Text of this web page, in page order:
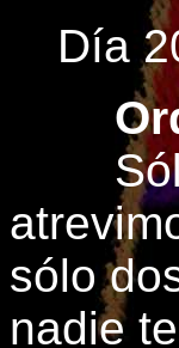
Día
Sólo
sólo
nadie